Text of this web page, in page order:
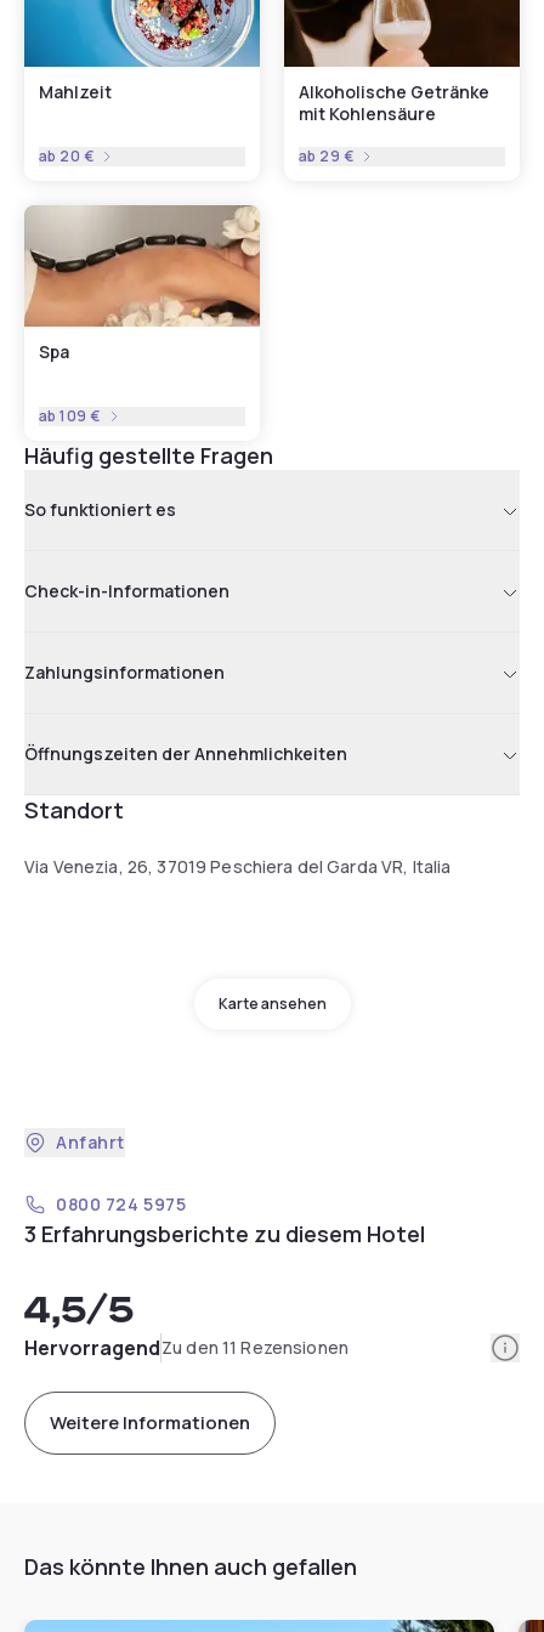
Mahlzeit
ab 20 €
Alkoholische Getränke
mit Kohlensäure
ab 29 €
Spa
ab109 €
Häufig gestellte Fragen
So funktioniert es
Check-in-Informationen
Zahlungsinformationen
Öffnungszeiten der Annehmlichkeiten
Standort
Via Venezia, 26, 37019 Peschiera del Garda VR, Italia
Karte ansehen
Anfahrt
0800 724 5975
3 Erfahrungsberichte zu diesem Hotel
4,5/5
HervorragendZu den 11 Rezensionen
Weitere Informationen
Das könnte Ihnen auch gefallen